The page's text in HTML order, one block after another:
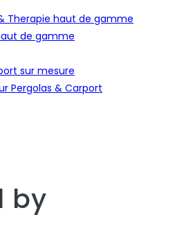
Therapie haut de gamme
de gamme
sur mesure
Pergolas & Carport
by